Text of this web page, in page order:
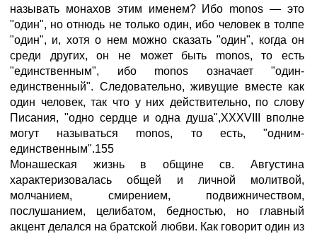
называть монахов этим именем? Ибо monos — это
"один", но отнюдь не только один, ибо человек в толпе
"один", и, хотя о нем можно сказать "один", когда он
среди других, он не может быть monos, то есть
"единственным", ибо monos означает "один-
единственный". Следовательно, живущие вместе как
один человек, так что у них действительно, по слову
Писания, "одно сердце и одна душа",XXXVIII вполне
могут называться monos, то есть, "одним-
единственным".155
Монашеская жизнь в общине св. Августина
характеризовалась общей и личной молитвой,
молчанием, смирением, подвижничеством,
послушанием, целибатом, бедностью, но главный
акцент делался на братской любви. Как говорит один из